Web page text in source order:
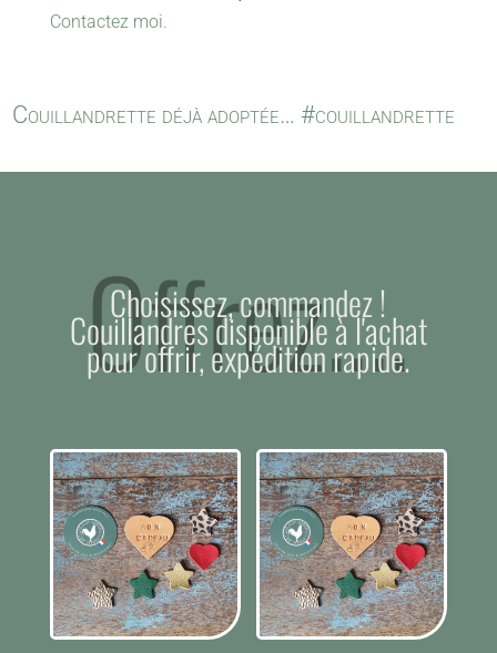
Contactez moi.
Couillandrette déjà adoptée… #couillandrette
Offrez....
Choisissez, commandez !
Couillandres disponible à l'achat
pour offrir, expédition rapide.